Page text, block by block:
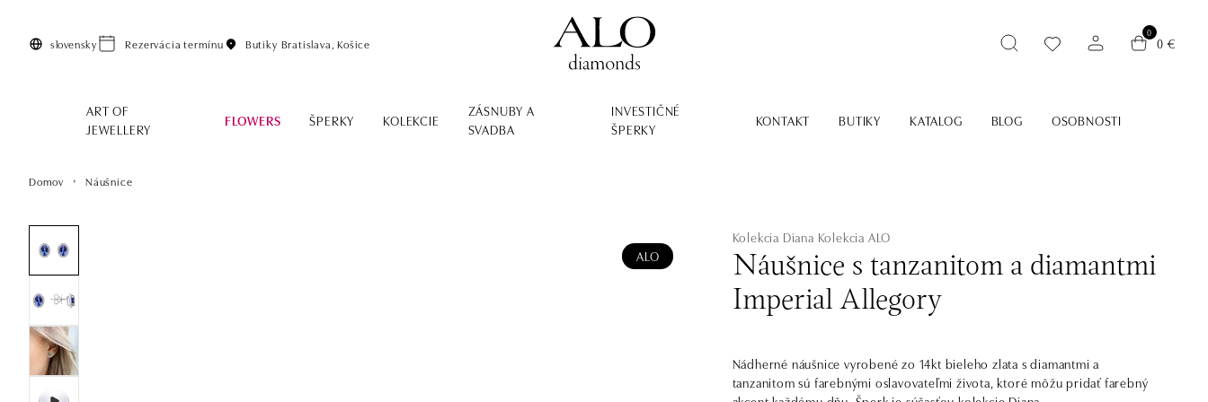
slovensky Rezervácia termínu Butiky Bratislava, Košice
0
0 €
ART OF
JEWELLERY
FLOWERS ŠPERKY KOLEKCIE
ZÁSNUBY A
SVADBA
INVESTIČNÉ
ŠPERKY
KONTAKT BUTIKY KATALOG BLOG OSOBNOSTI
Domov Náušnice
ALO
Kolekcia Diana Kolekcia ALO
Náušnice s tanzanitom a diamantmi
Imperial Allegory
Nádherné náušnice vyrobené zo 14kt bieleho zlata s diamantmi a
tanzanitom sú farebnými oslavovateľmi života, ktoré môžu pridať farebný